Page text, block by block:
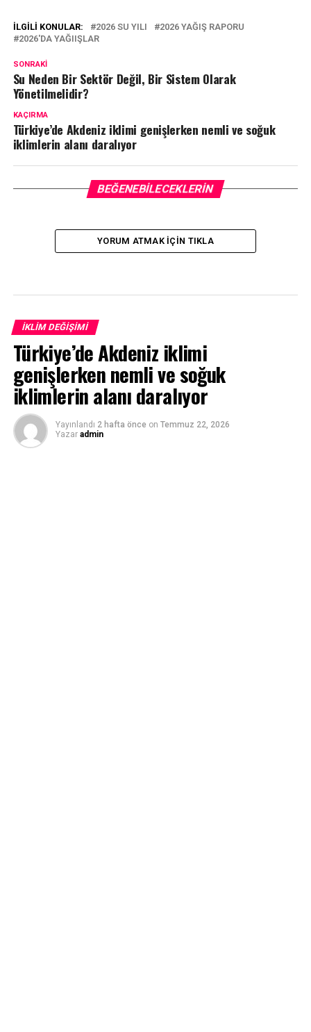
İLGILI KONULAR: 2026 SU YILI
2026 YAĞIŞ RAPORU
2026'DA YAĞIIŞLAR
SONRAKI
Su Neden Bir Sektör Değil, Bir Sistem Olarak
Yönetilmelidir?
KAÇIRMA
Türkiye’de Akdeniz iklimi genişlerken nemli ve soğuk
iklimlerin alanı daralıyor
BEĞENEBILECEKLERIN
YORUM ATMAK IÇIN TIKLA
İKLIM DEĞIŞIMI
Türkiye’de Akdeniz iklimi
genişlerken nemli ve soğuk
iklimlerin alanı daralıyor
Yayınlandı 2 hafta önce on Temmuz 22, 2026
Yazar admin